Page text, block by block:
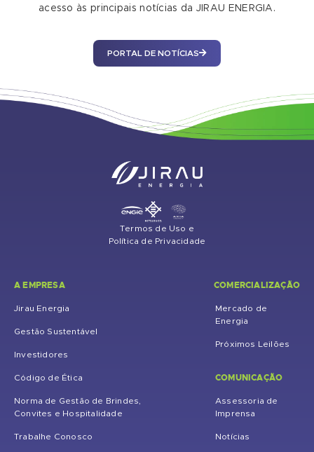
acesso às principais notícias da JIRAU ENERGIA.
PORTAL DE NOTÍCIAS
Termos de Uso e
Política de Privacidade
A EMPRESA
Jirau Energia
Gestão Sustentável
Investidores
Código de Ética
Norma de Gestão de Brindes,
Convites e Hospitalidade
Trabalhe Conosco
COMERCIALIZAÇÃO
Mercado de
Energia
Próximos Leilões
COMUNICAÇÃO
Assessoria de
Imprensa
Notícias